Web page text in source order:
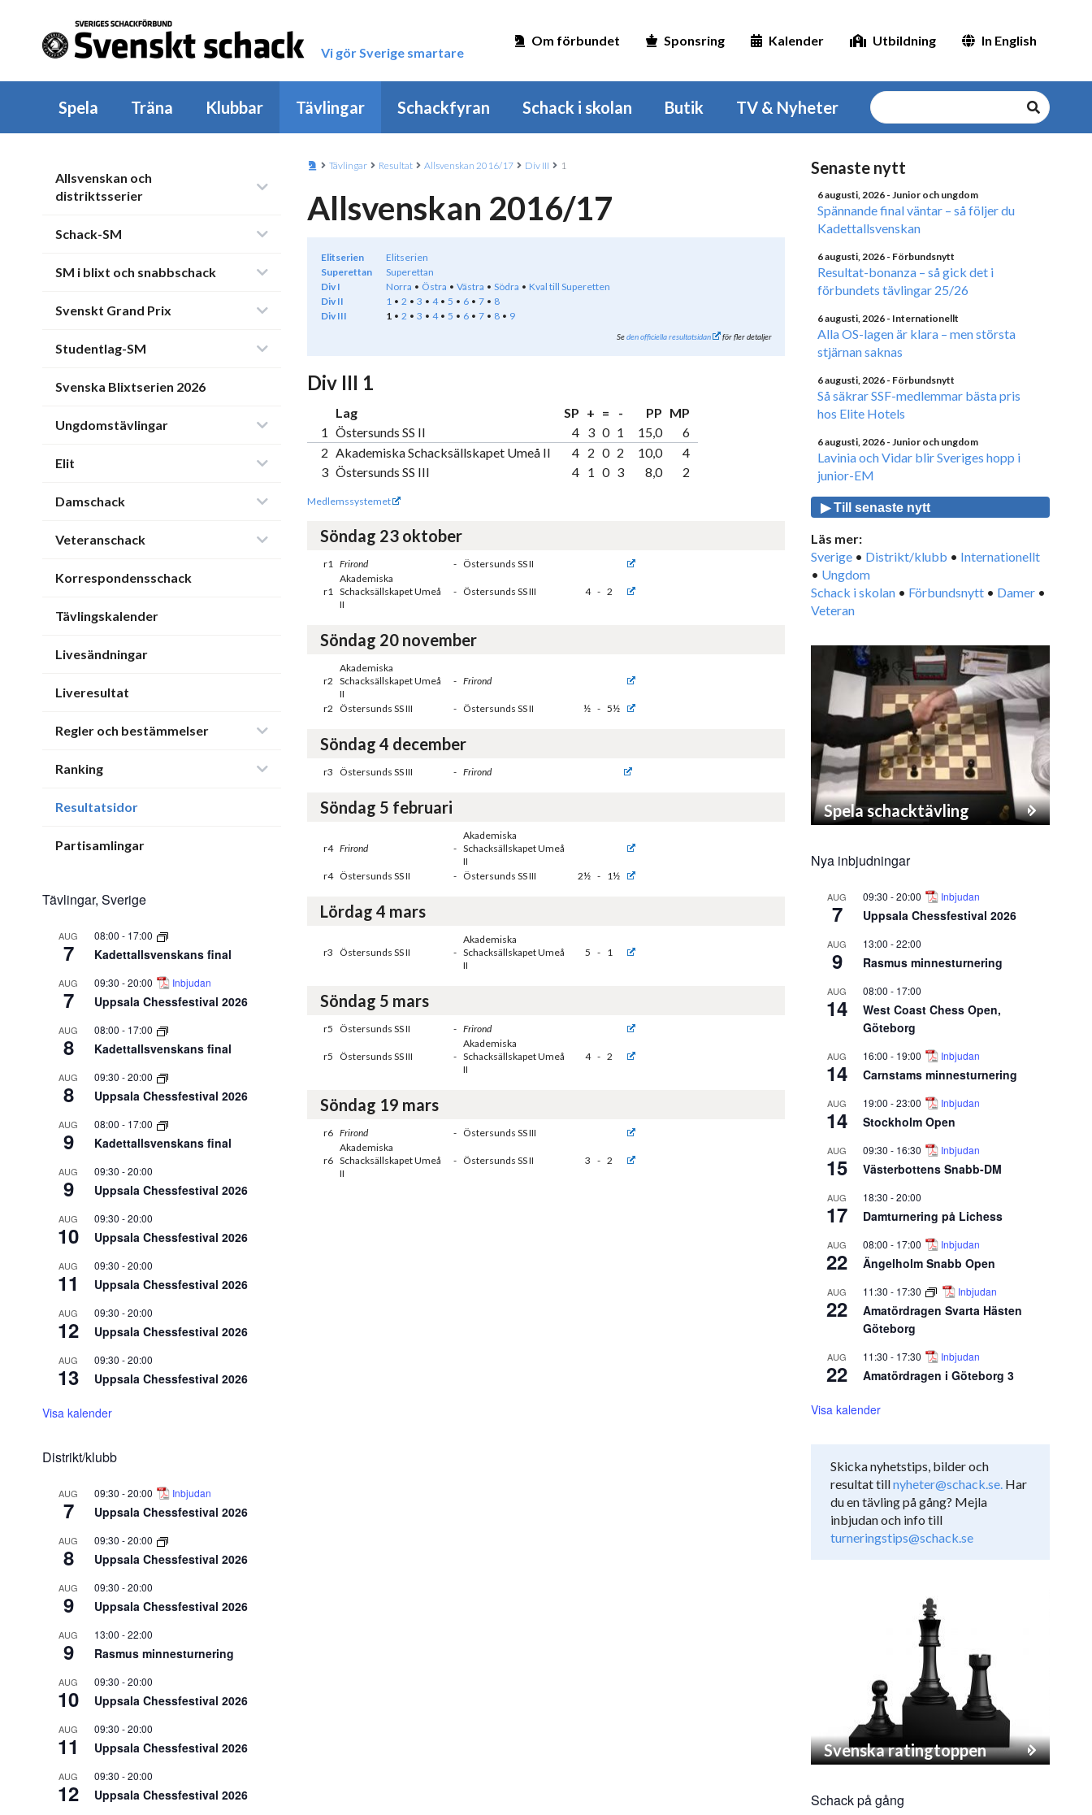
Vi gör Sverige smartare
Om förbundet Sponsring Kalender Utbildning In English
Spela Träna Klubbar Tävlingar Schackfyran Schack i skolan Butik TV & Nyheter
Allsvenskan och
distriktsserier
Schack-SM
SM i blixt och snabbschack
Svenskt Grand Prix
Studentlag-SM
Svenska Blixtserien 2026
Ungdomstävlingar
Elit
Damschack
Veteranschack
Korrespondensschack
Tävlingskalender
Livesändningar
Liveresultat
Regler och bestämmelser
Ranking
Resultatsidor
Partisamlingar
Tävlingar, Sverige
AUG
7
08:00 - 17:00
Kadettallsvenskans final
AUG
7
09:30 -20:00 Inbjudan
Uppsala Chessfestival 2026
AUG
8
08:00 - 17:00
Kadettallsvenskans final
AUG
8
09:30 -20:00
Uppsala Chessfestival 2026
AUG
9
08:00 - 17:00
Kadettallsvenskans final
AUG
9
09:30 -20:00
Uppsala Chessfestival 2026
AUG
10
09:30 -20:00
Uppsala Chessfestival 2026
AUG
11
09:30 -20:00
Uppsala Chessfestival 2026
AUG
12
09:30 -20:00
Uppsala Chessfestival 2026
AUG
13
09:30 -20:00
Uppsala Chessfestival 2026
Visa kalender
Distrikt/klubb
AUG
7
09:30 -20:00 Inbjudan
Uppsala Chessfestival 2026
AUG
8
09:30 -20:00
Uppsala Chessfestival 2026
AUG
9
09:30 -20:00
Uppsala Chessfestival 2026
AUG
9
13:00 -22:00
Rasmus minnesturnering
AUG
10
09:30 -20:00
Uppsala Chessfestival 2026
AUG
11
09:30 -20:00
Uppsala Chessfestival 2026
AUG
12
09:30 -20:00
Uppsala Chessfestival 2026
Tävlingar Resultat Allsvenskan 2016/17 Div III 1
Allsvenskan 2016/17
Elitserien
Elitserien
Superettan
Superettan
Div I
Norra Östra Västra Södra
Kval till Superetten
Div II
1 2 3 4 5 6 7
8
Div III
1 2 3 4 5 6 7 8 9
Seden officiella resultatsidan för fler detaljer
Div III 1
Lag SP + = - PP MP
1 Östersunds SS II 4 3 0 1 15,0
6
2 Akademiska Schacksällskapet Umeå II 4 2 0 2 10,0
4
3 Östersunds SS III 4 1 0 3 8,0 2
Medlemssystemet
Söndag 23 oktober
r1 Frirond - Östersunds SS II
r1
Akademiska
Schacksällskapet Umeå
II
- Östersunds SS III 4 - 2
Söndag 20 november
r2
Akademiska
Schacksällskapet Umeå
II
- Frirond
r2 Östersunds SS III - Östersunds SS II ½ - 5½
Söndag 4 december
r3 Östersunds SS III - Frirond
Söndag 5 februari
r4 Frirond -
Akademiska
Schacksällskapet Umeå
II
r4 Östersunds SS II - Östersunds SS III 2½ - 1½
Lördag 4 mars
r3 Östersunds SS II -
Akademiska
Schacksällskapet Umeå
II
5 - 1
Söndag 5 mars
r5 Östersunds SS II - Frirond
r5 Östersunds SS III -
Akademiska
Schacksällskapet Umeå
II
4 - 2
Söndag 19 mars
r6 Frirond - Östersunds SS III
r6
Akademiska
Schacksällskapet Umeå
II
- Östersunds SS II 3 - 2
Senaste nytt
6 augusti, 2026 - Junior och ungdom
Spännande final väntar – så följer du
Kadettallsvenskan
6 augusti, 2026 - Förbundsnytt
Resultat-bonanza – så gick det i
förbundets tävlingar 25/26
6 augusti, 2026 - Internationellt
Alla OS-lagen är klara – men största
stjärnan saknas
6 augusti, 2026 - Förbundsnytt
Så säkrar SSF-medlemmar bästa pris
hos Elite Hotels
6 augusti, 2026 - Junior och ungdom
Lavinia och Vidar blir Sveriges hopp i
junior-EM
▶ Till senaste nytt
Läs mer:
Sverige • Distrikt/klubb • Internationellt
• Ungdom
Schack i skolan • Förbundsnytt • Damer •
Veteran
Spela schacktävling
Nya inbjudningar
AUG
7
09:30 -20:00 Inbjudan
Uppsala Chessfestival 2026
AUG
9
13:00 -22:00
Rasmus minnesturnering
AUG
14
08:00 - 17:00
West Coast Chess Open,
Göteborg
AUG
14
16:00 - 19:00 Inbjudan
Carnstams minnesturnering
AUG
14
19:00 -23:00 Inbjudan
Stockholm Open
AUG
15
09:30 - 16:30 Inbjudan
Västerbottens Snabb-DM
AUG
17
18:30 -20:00
Damturnering på Lichess
AUG
22
08:00 - 17:00 Inbjudan
Ängelholm Snabb Open
AUG
22
11:30 - 17:30 Inbjudan
Amatördragen Svarta Hästen
Göteborg
AUG
22
11:30 - 17:30 Inbjudan
Amatördragen i Göteborg 3
Visa kalender
Skicka nyhetstips, bilder och
resultat tillnyheter@schack.se. Har
du en tävling på gång? Mejla
inbjudan och info till
turneringstips@schack.se
Svenska ratingtoppen
Schack på gång